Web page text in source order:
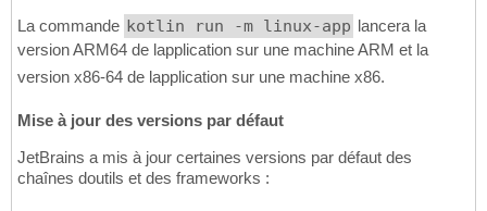
La commande kotlin run -m linux-app lancera la
version ARM64 de lapplication sur une machine ARM et la
version x86-64 de lapplication sur une machine x86.
Mise à jour des versions par défaut
JetBrains a mis à jour certaines versions par défaut des
chaînes doutils et des frameworks :